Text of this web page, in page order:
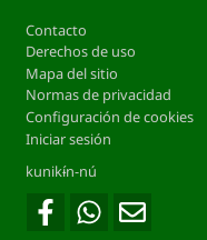
Footer
Contacto
Derechos de uso
Mapa del sitio
Normas de privacidad
Configuración de cookies
Iniciar sesión
kunikɨ́n-nú